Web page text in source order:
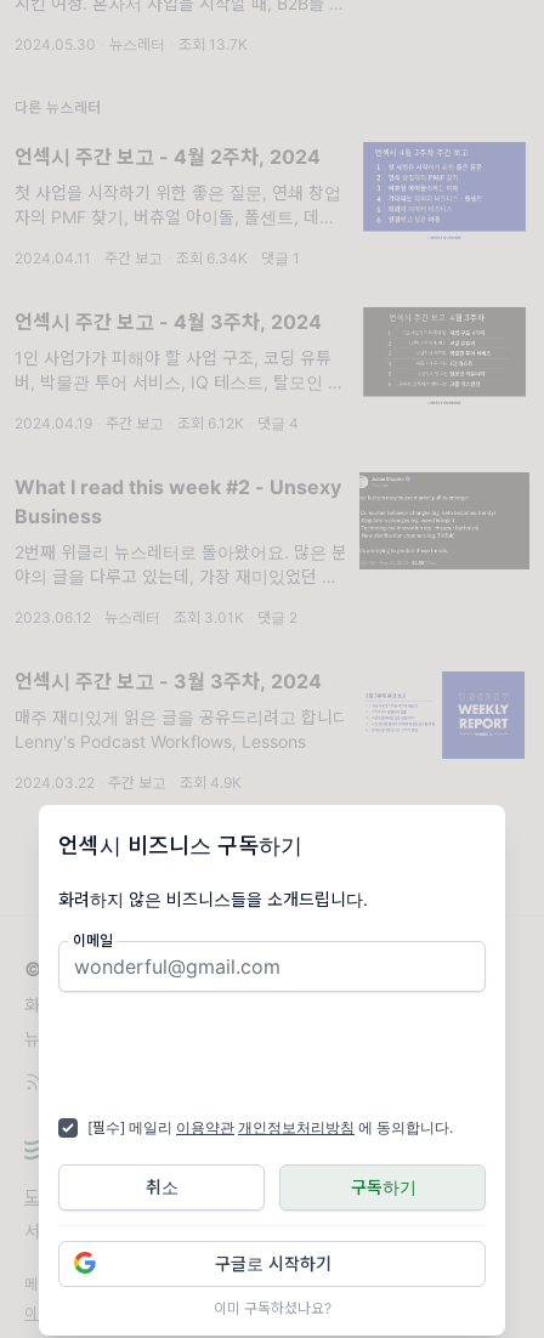
언섹시 비즈니스 구독하기
화려하지 않은 비즈니스들을 소개드립니다.
이메일
[필수] 메일리 이용약관 개인정보처리방침 에 동의합니다.
구독하기
취소
구글로 시작하기
이미 구독하셨나요?
능한 이야기인지 궁금했어요. 그러던 중 창업 3
팅 에이
2024.05.30 뉴스레터 조회 13.7K
다른 뉴스레터
언섹시 주간 보고 - 4월 2주차, 2024
첫 사업을 시작하기 위한 좋은 질문, 연쇄 창업
자의 PMF 찾기, 버츄얼 아이돌, 폴센트, 데이
작하기 위한 좋은 질문 "누군가 여러분에게 반
사업을 시작할 수 있는 기회가 있을 수 있습니
2024.04.11 주간 보고 조회 6.34K 댓글 1
언섹시 주간 보고 - 4월 3주차, 2024
1인 사업가가 피해야 할 사업 구조, 코딩 유튜
버, 박물관 투어 서비스, IQ 테스트, 탈모인 커
피해야 할 사업 구조 4가지 1인 기업가들을 위
역했어요. 처음 사업을 할 때 생각하...
2024.04.19 주간 보고 조회 6.12K 댓글 4
What I read this week #2 - Unsexy
Business
2번째 위클리 뉴스레터로 돌아왔어요. 많은 분
야의 글을 다루고 있는데, 가장 재미있었던 파
움이 됩니다! ☺️ Julian Shapiro
2023.06.12 뉴스레터 조회 3.01K 댓글 2
언섹시 주간 보고 - 3월 3주차, 2024
매주 재미있게 읽은 글을 공유드리려고 합니다.
Lenny's Podcast Workflows, Lessons
2024.03.22 주간 보고 조회 4.9K
© 2026 언섹시 비즈니스
화려하지 않은 비즈니스들을 소개드립니다.
뉴스레터 문의
도움말
오류 및 기능 관련 제보
서비스 이용 문의
메일리 사업자 정보
이용약관
정기결제 이용약관|